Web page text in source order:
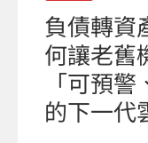
負債轉資
何讓老舊
「可預
的下一代